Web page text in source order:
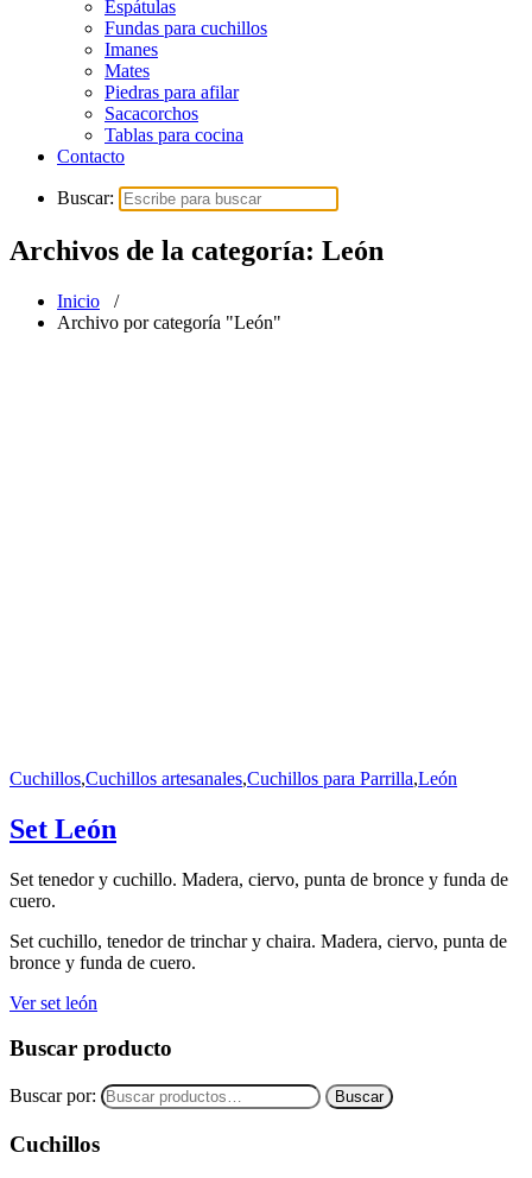
Espátulas
Fundas para cuchillos
Imanes
Mates
Piedras para afilar
Sacacorchos
Tablas para cocina
Contacto
Buscar:
Archivos de la categoría: León
Inicio /
Archivo por categoría "León"
Cuchillos,Cuchillos artesanales,Cuchillos para Parrilla,León
Set León
Set tenedor y cuchillo. Madera, ciervo, punta de bronce y funda de
cuero.
Set cuchillo, tenedor de trinchar y chaira. Madera, ciervo, punta de
bronce y funda de cuero.
Ver set león
Buscar producto
Buscar por: Buscar
Cuchillos